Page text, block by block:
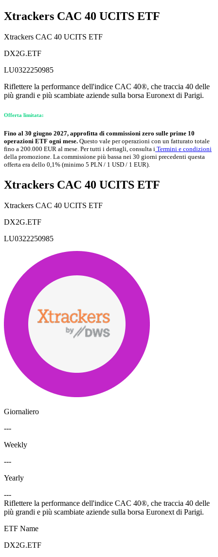
Xtrackers CAC 40 UCITS ETF
Xtrackers CAC 40 UCITS ETF
DX2G.ETF
LU0322250985
Riflettere la performance dell'indice CAC 40®, che traccia 40 delle
più grandi e più scambiate aziende sulla borsa Euronext di Parigi.
Offerta limitata:
Fino al 30 giugno 2027, approfitta di commissioni zero sulle prime 10
operazioni ETF ogni mese. Questo vale per operazioni con un fatturato totale
fino a 200.000 EUR al mese. Per tutti i dettagli, consulta i Termini e condizioni
della promozione. La commissione più bassa nei 30 giorni precedenti questa
offerta era dello 0,1% (minimo 5 PLN / 1 USD / 1 EUR).
Xtrackers CAC 40 UCITS ETF
Xtrackers CAC 40 UCITS ETF
DX2G.ETF
LU0322250985
Giornaliero
---
Weekly
---
Yearly
---
Riflettere la performance dell'indice CAC 40®, che traccia 40 delle
più grandi e più scambiate aziende sulla borsa Euronext di Parigi.
ETF Name
DX2G.ETF